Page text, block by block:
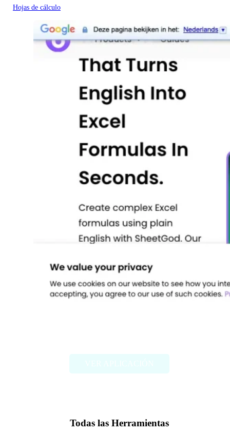
Hojas de cálculo
Todas las Herramientas